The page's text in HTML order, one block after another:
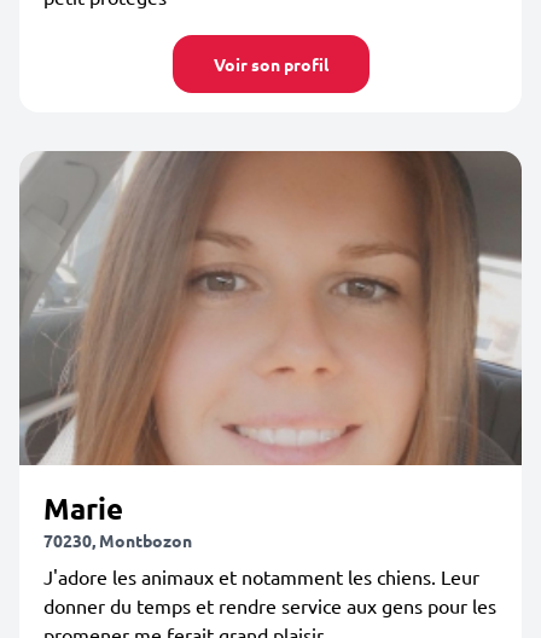
Voir son profil
Marie
70230, Montbozon
J'adore les animaux et notamment les chiens. Leur
donner du temps et rendre service aux gens pour les